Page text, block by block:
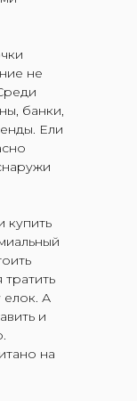
не
банки,
Ели
купить
елок. А
и
на